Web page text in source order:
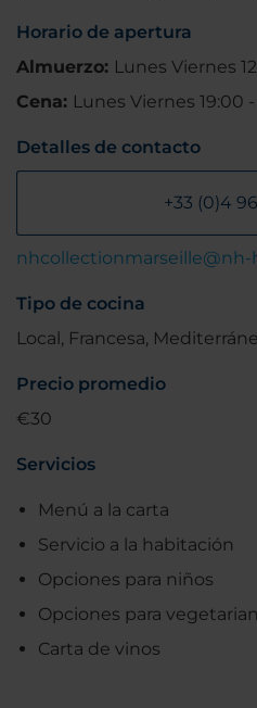
Horario de apertura
Almuerzo: Lunes Viernes
Cena: Lunes Viernes 19:00
Detalles de contacto
+33 (0)4 96
nhcollectionmarseille@nh-
Tipo de cocina
Local, Francesa,
Precio promedio
€30
Servicios
Menú a la carta
Servicio a la habitación
Opciones para niños
Opciones para
Carta de vinos